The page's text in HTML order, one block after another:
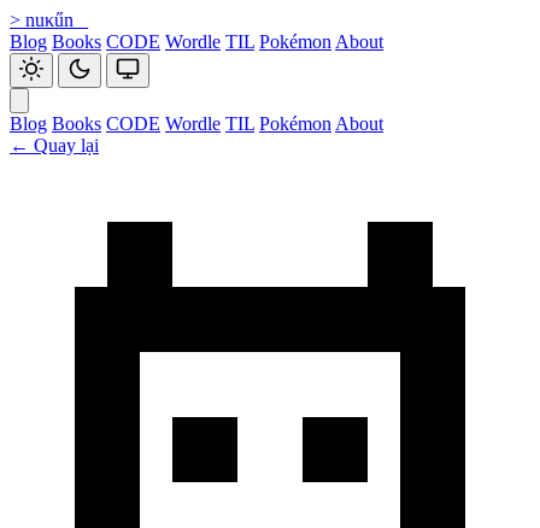
> nuκűn
Blog Books CODE Wordle TIL Pokémon About
Blog Books CODE Wordle TIL Pokémon About
← Quay lại